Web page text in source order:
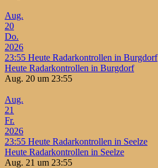
Aug.
20
Do.
2026
23:55 Heute Radarkontrollen in Burgdorf
Heute Radarkontrollen in Burgdorf
Aug. 20 um 23:55
Aug.
21
Fr.
2026
23:55 Heute Radarkontrollen in Seelze
Heute Radarkontrollen in Seelze
Aug. 21 um 23:55